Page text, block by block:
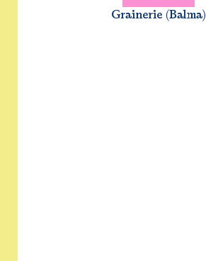
Grainerie (Balma)